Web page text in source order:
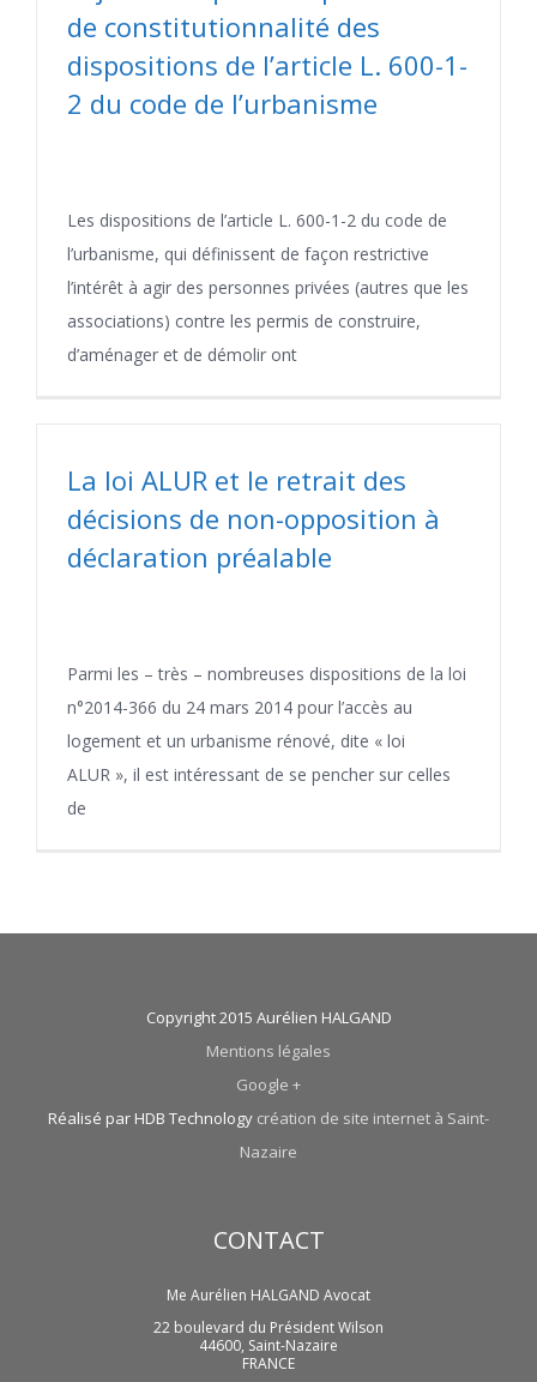
de constitutionnalité des
dispositions de l’article L. 600-1-
2 du code de l’urbanisme
Les dispositions de l’article L. 600-1-2 du code de
l’urbanisme, qui définissent de façon restrictive
l’intérêt à agir des personnes privées (autres que les
associations) contre les permis de construire,
d’aménager et de démolir ont
La loi ALUR et le retrait des
décisions de non-opposition à
déclaration préalable
Parmi les – très – nombreuses dispositions de la loi
n°2014-366 du 24 mars 2014 pour l’accès au
logement et un urbanisme rénové, dite « loi
ALUR », il est intéressant de se pencher sur celles
de
Copyright 2015 Aurélien HALGAND
Mentions légales
Google +
Réalisé par HDB Technology création de site internet à Saint-
Nazaire
CONTACT
Me Aurélien HALGAND Avocat
22 boulevard du Président Wilson
44600, Saint-Nazaire
FRANCE